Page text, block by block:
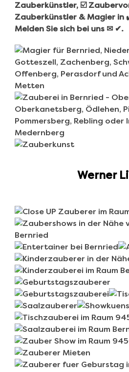
Zauberkünstler, ☑️
Zauberkünstler & Magier in
Melden Sie sich bei uns ✉ ✔.
Werner